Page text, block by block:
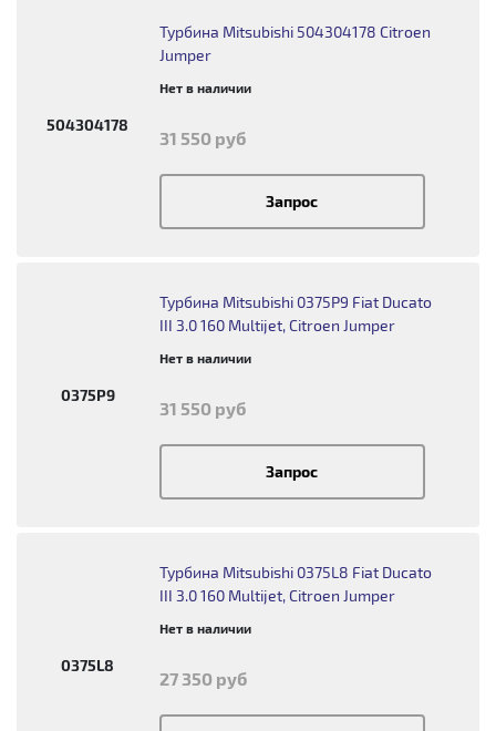
504304178
Турбина Mitsubishi 504304178 Citroen
Jumper
Нет в наличии
31 550 руб
Запрос
0375P9
Турбина Mitsubishi 0375P9 Fiat Ducato
III 3.0 160 Multijet, Citroen Jumper
Нет в наличии
31 550 руб
Запрос
0375L8
Турбина Mitsubishi 0375L8 Fiat Ducato
III 3.0 160 Multijet, Citroen Jumper
Нет в наличии
27 350 руб